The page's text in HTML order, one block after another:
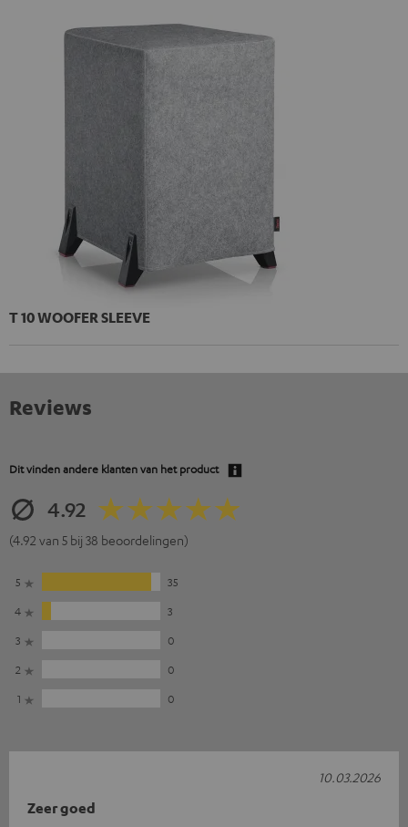
T 10 WOOFER SLEEVE
Reviews
Dit vinden andere klanten van het product
4.92
(4.92 van 5 bij 38 beoordelingen)
5
35
4
3
3
0
2
0
1
0
Zeer goed
10.03.2026